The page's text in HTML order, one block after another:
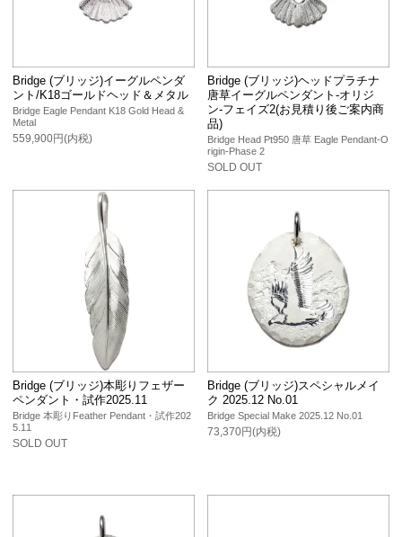
Bridge (ブリッジ)イーグルペンダ
ント/K18ゴールドヘッド＆メタル
Bridge Eagle Pendant K18 Gold Head &
Metal
559,900円(内税)
Bridge (ブリッジ)ヘッドプラチナ
唐草イーグルペンダント-オリジ
ン-フェイズ2(お見積り後ご案内商
品)
Bridge Head Pt950 唐草 Eagle Pendant-O
rigin-Phase 2
SOLD OUT
Bridge (ブリッジ)本彫りフェザー
ペンダント・試作2025.11
Bridge 本彫りFeather Pendant・試作202
5.11
SOLD OUT
Bridge (ブリッジ)スペシャルメイ
ク 2025.12 No.01
Bridge Special Make 2025.12 No.01
73,370円(内税)